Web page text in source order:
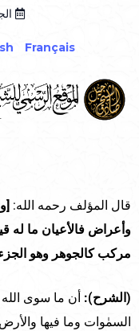
Français
قال المؤلف رحمه الله:
وأعراض فالأعيان ما له
مركب كالجوهر وهو الجزء
(الشرح): أن ما سوى الله
السمٰوات وما فيها